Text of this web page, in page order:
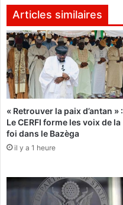
e
s
h
e
u
r
e
u
x
»
s
m
a
n
i
f
e
s
t
e
n
Articles similaires
« Retrouver la paix d’antan » :
Le CERFI forme les voix de la
foi dans le Bazèga
il y a 1 heure